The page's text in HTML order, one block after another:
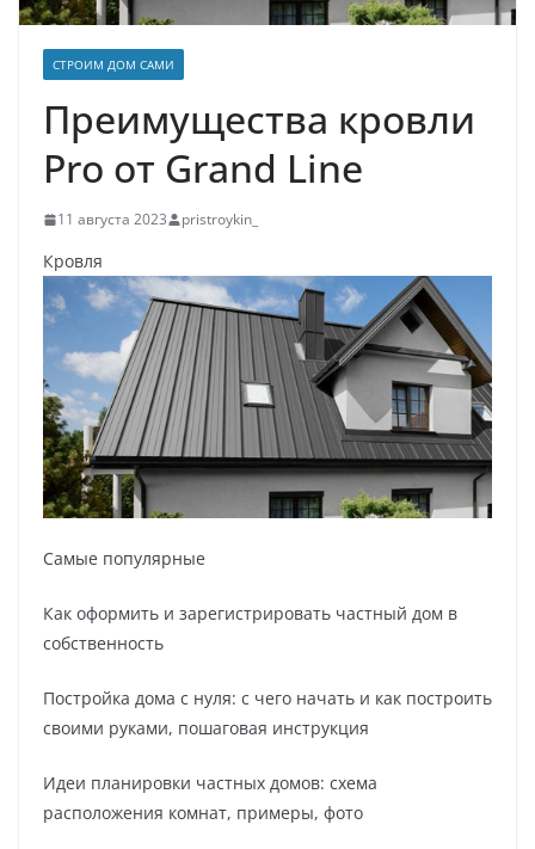
СТРОИМ ДОМ САМИ
Преимущества кровли
Pro от Grand Line
11 августа 2023 pristroykin_
Кровля
Самые популярные
Как оформить и зарегистрировать частный дом в
собственность
Постройка дома с нуля: с чего начать и как построить
своими руками, пошаговая инструкция
Идеи планировки частных домов: схема
расположения комнат, примеры, фото